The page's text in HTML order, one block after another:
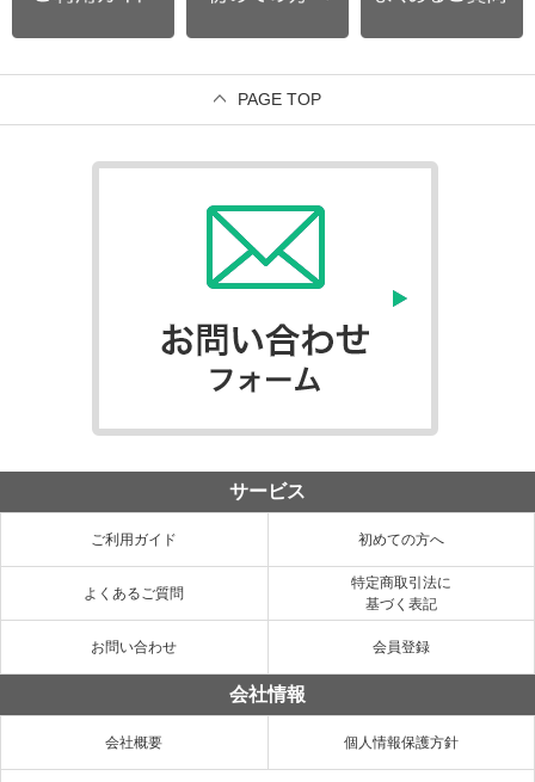
PAGE TOP
サービス
ご利用ガイド 初めての方へ
よくあるご質問
特定商取引法に
基づく表記
お問い合わせ 会員登録
会社情報
会社概要 個人情報保護方針